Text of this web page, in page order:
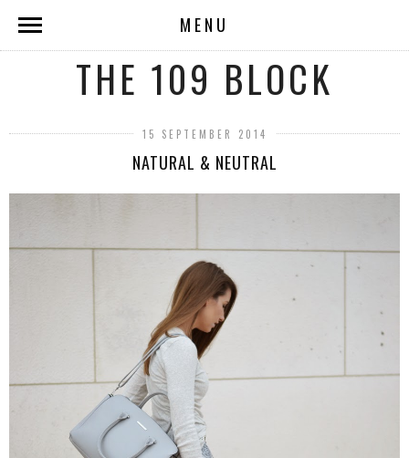
MENU
THE 109 BLOCK
15 SEPTEMBER 2014
NATURAL & NEUTRAL